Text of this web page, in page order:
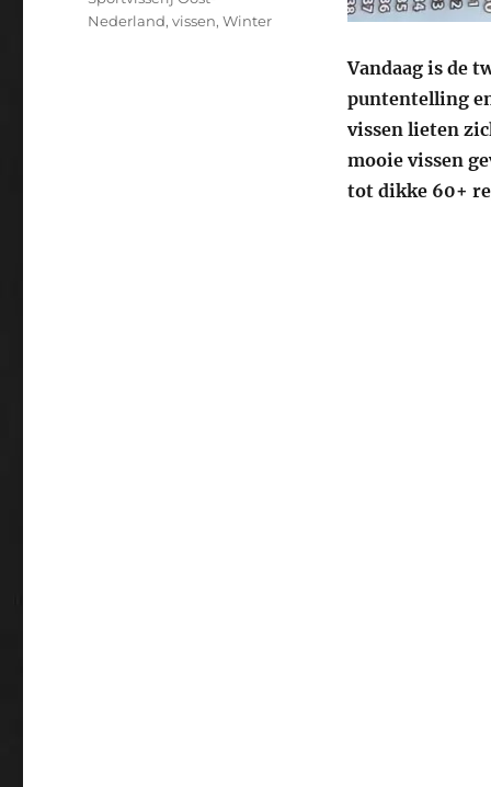
Vandaag is de
puntentelling
vissen lieten
mooie vissen
tot dikke 60+
Nederland,vissen,Winter